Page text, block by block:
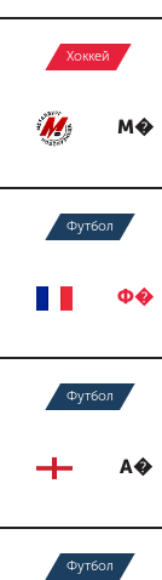
Хоккей
М�
Футбол
Ф�
Футбол
А�
Футбол